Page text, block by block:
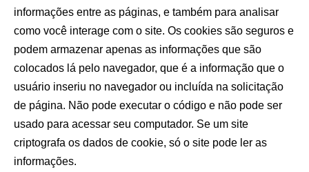
informações entre as páginas, e também para analisar
como você interage com o site. Os cookies são seguros e
podem armazenar apenas as informações que são
colocados lá pelo navegador, que é a informação que o
usuário inseriu no navegador ou incluída na solicitação
de página. Não pode executar o código e não pode ser
usado para acessar seu computador. Se um site
criptografa os dados de cookie, só o site pode ler as
informações.